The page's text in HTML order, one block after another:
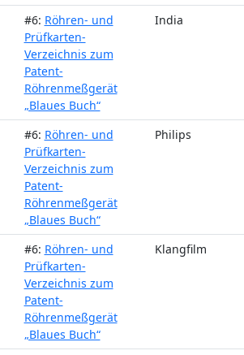
#6: Röhren- und
Prüfkarten-
Verzeichnis zum
Patent-
Röhrenmeßgerät
„Blaues Buch“
India
#6: Röhren- und
Prüfkarten-
Verzeichnis zum
Patent-
Röhrenmeßgerät
„Blaues Buch“
Philips
#6: Röhren- und
Prüfkarten-
Verzeichnis zum
Patent-
Röhrenmeßgerät
„Blaues Buch“
Klangfilm